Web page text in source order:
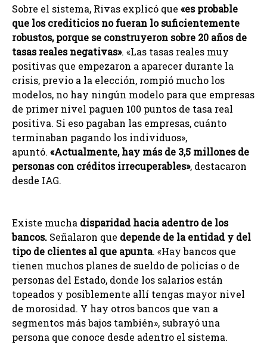
Sobre el sistema, Rivas explicó que «es probable
que los crediticios no fueran lo suficientemente
robustos, porque se construyeron sobre 20 años de
tasas reales negativas». «Las tasas reales muy
positivas que empezaron a aparecer durante la
crisis, previo a la elección, rompió mucho los
modelos, no hay ningún modelo para que empresas
de primer nivel paguen 100 puntos de tasa real
positiva. Si eso pagaban las empresas, cuánto
terminaban pagando los individuos»,
apuntó. «Actualmente, hay más de 3,5 millones de
personas con créditos irrecuperables», destacaron
desde IAG.
Existe mucha disparidad hacia adentro de los
bancos. Señalaron que depende de la entidad y del
tipo de clientes al que apunta. «Hay bancos que
tienen muchos planes de sueldo de policías o de
personas del Estado, donde los salarios están
topeados y posiblemente allí tengas mayor nivel
de morosidad. Y hay otros bancos que van a
segmentos más bajos también», subrayó una
persona que conoce desde adentro el sistema.